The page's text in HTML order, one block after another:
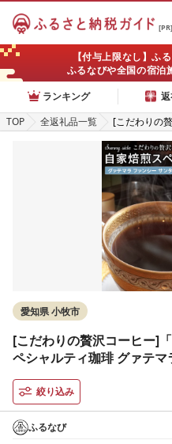
[PR]
【付与上限なし】ふ
ふるなびや全国の宿泊
ランキング
TOP
全返礼品一覧
[こだわりの
ペシャルティ
SHB(100g)
スペシャルテ
質 アラビカ
料無料
愛知県 小牧市
[こだわりの贅沢コーヒー]
ペシャルティ珈琲 グァテ
SHB(100g) こだわり贅沢
スペシャルティ珈琲 SHB
アラビカ種 コーヒー豆 独
料 [137S17]
絞り込み
ふるなび